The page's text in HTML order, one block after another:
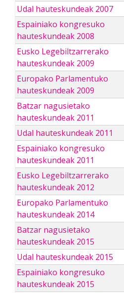
Udal hauteskundeak 2007
Espainiako kongresuko
hauteskundeak 2008
Eusko Legebiltzarrerako
hauteskundeak 2009
Europako Parlamentuko
hauteskundeak 2009
Batzar nagusietako
hauteskundeak 2011
Udal hauteskundeak 2011
Espainiako kongresuko
hauteskundeak 2011
Eusko Legebiltzarrerako
hauteskundeak 2012
Europako Parlamentuko
hauteskundeak 2014
Batzar nagusietako
hauteskundeak 2015
Udal hauteskundeak 2015
Espainiako kongresuko
hauteskundeak 2015